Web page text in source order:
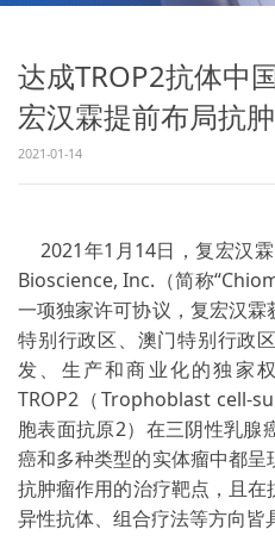
达成TROP2抗体中
宏汉霖提前布局抗
2021-01-14
2021年1月14日，复宏汉
Bioscience, Inc.（简称
一项独家许可协议，复宏汉
特别行政区、澳门特别行政
发、生产和商业化的独家
TROP2（Trophoblast cell-
胞表面抗原2）在三阴性乳腺
癌和多种类型的实体瘤中都
抗肿瘤作用的治疗靶点，且
异性抗体、组合疗法等方向皆